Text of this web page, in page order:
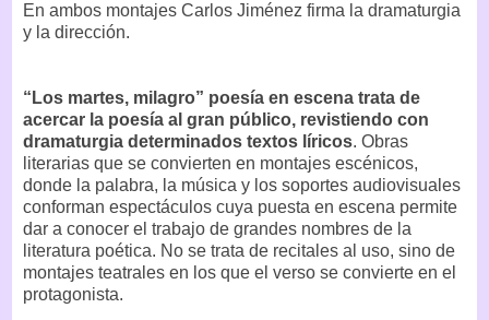
En ambos montajes Carlos Jiménez firma la dramaturgia
y la dirección.
“Los martes, milagro” poesía en escena trata de
acercar la poesía al gran público, revistiendo con
dramaturgia determinados textos líricos. Obras
literarias que se convierten en montajes escénicos,
donde la palabra, la música y los soportes audiovisuales
conforman espectáculos cuya puesta en escena permite
dar a conocer el trabajo de grandes nombres de la
literatura poética. No se trata de recitales al uso, sino de
montajes teatrales en los que el verso se convierte en el
protagonista.